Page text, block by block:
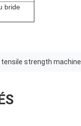
bride
tensile strength machine